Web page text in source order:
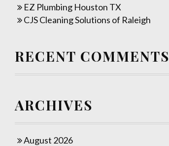
EZ Plumbing Houston TX
CJS Cleaning Solutions of Raleigh
RECENT COMMENTS
ARCHIVES
August 2026